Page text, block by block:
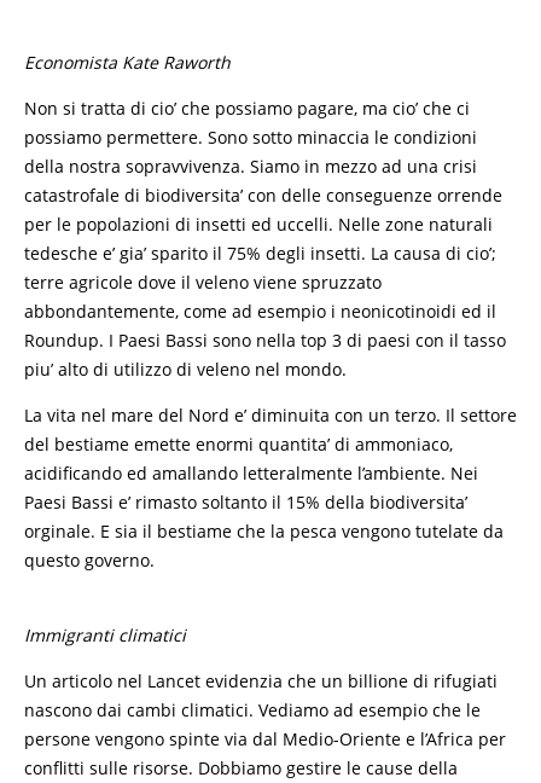
Economista Kate Raworth
Non si tratta di cio’ che possiamo pagare, ma cio’ che ci
possiamo permettere. Sono sotto minaccia le condizioni
della nostra sopravvivenza. Siamo in mezzo ad una crisi
catastrofale di biodiversita’ con delle conseguenze orrende
per le popolazioni di insetti ed uccelli. Nelle zone naturali
tedesche e’ gia’ sparito il 75% degli insetti. La causa di cio’;
terre agricole dove il veleno viene spruzzato
abbondantemente, come ad esempio i neonicotinoidi ed il
Roundup. I Paesi Bassi sono nella top 3 di paesi con il tasso
piu’ alto di utilizzo di veleno nel mondo.
La vita nel mare del Nord e’ diminuita con un terzo. Il settore
del bestiame emette enormi quantita’ di ammoniaco,
acidificando ed amallando letteralmente l’ambiente. Nei
Paesi Bassi e’ rimasto soltanto il 15% della biodiversita’
orginale. E sia il bestiame che la pesca vengono tutelate da
questo governo.
Immigranti climatici
Un articolo nel Lancet evidenzia che un billione di rifugiati
nascono dai cambi climatici. Vediamo ad esempio che le
persone vengono spinte via dal Medio-Oriente e l’Africa per
conflitti sulle risorse. Dobbiamo gestire le cause della